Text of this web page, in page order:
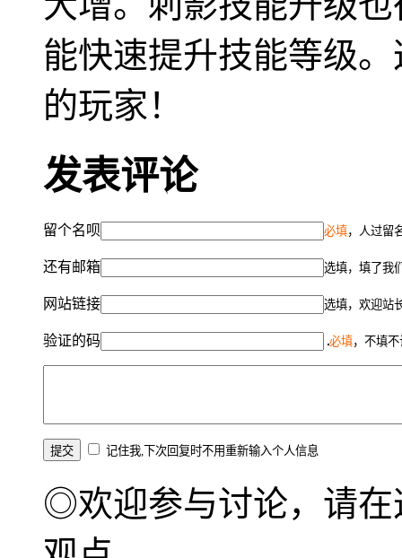
能快速提升技能等级
的玩家！
发表评论
留个名呗 必填，人过留
还有邮箱 选填，填了我
网站链接 选填，欢迎站
验证的码 必填，不填
记住我,下次回复时不用重新输入个人信息
◎欢迎参与讨论，请在